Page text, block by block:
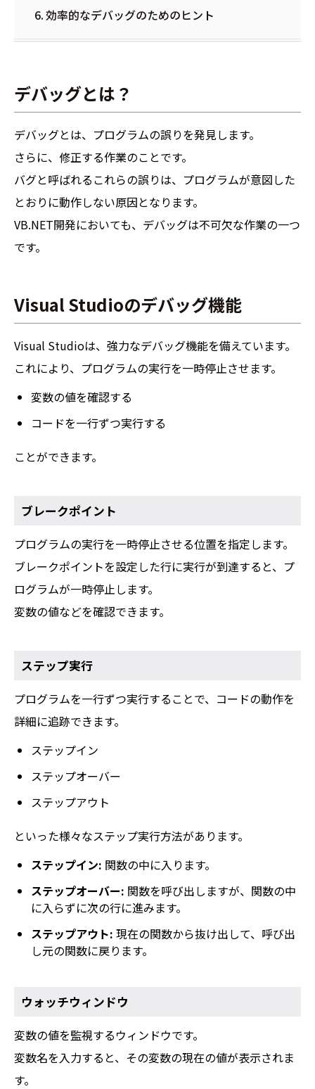
効率的なデバッグのためのヒント
デバッグとは？
デバッグとは、プログラムの誤りを発見します。
さらに、修正する作業のことです。
バグと呼ばれるこれらの誤りは、プログラムが意図した
とおりに動作しない原因となります。
VB.NET開発においても、デバッグは不可欠な作業の一つ
です。
Visual Studioのデバッグ機能
Visual Studioは、強力なデバッグ機能を備えています。
これにより、プログラムの実行を一時停止させます。
変数の値を確認する
コードを一行ずつ実行する
ことができます。
ブレークポイント
プログラムの実行を一時停止させる位置を指定します。
ブレークポイントを設定した行に実行が到達すると、プ
ログラムが一時停止します。
変数の値などを確認できます。
ステップ実行
プログラムを一行ずつ実行することで、コードの動作を
詳細に追跡できます。
ステップイン
ステップオーバー
ステップアウト
といった様々なステップ実行方法があります。
ステップイン: 関数の中に入ります。
ステップオーバー: 関数を呼び出しますが、関数の中
に入らずに次の行に進みます。
ステップアウト: 現在の関数から抜け出して、呼び出
し元の関数に戻ります。
ウォッチウィンドウ
変数の値を監視するウィンドウです。
変数名を入力すると、その変数の現在の値が表示されま
す。